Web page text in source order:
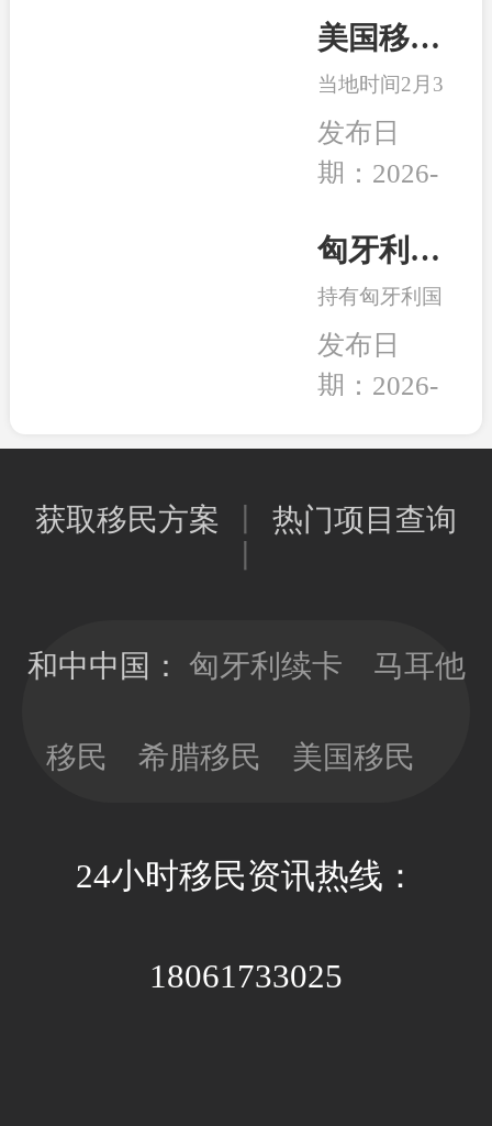
赢”的国际化
平台。
未来可能会面
论是为了孩子
的教育、家人
的养老，还是
出行的自由，
和未来多一层
保障，移民身
是一种工具，
能为我所用，
工具。
美国移民最新消息：特朗普百万金卡项目被起诉！
当地时间2月3
日，美国多家
组织和团体正
式将一纸诉状
联邦法院，起
强推的“金
卡”计划。当
前建议先行观
望，等待政策
观点是，在移
看，以免因政
本和时间成
发布日
期：2026-
匈牙利永居卡到期续签服务：全程国内办理，直接换发10年新卡
持有匈牙利国
债永居卡的家
人们有福啦！
永居卡到期换
续，可以继续
理，不用登陆
发10年有效
期；目前换新
民监的要求，
可以放心更新
约3-4个月，全
发布日
期：2026-
获取移民方案
热门项目查询
和中中国： 匈牙利续卡 马耳他
移民 希腊移民 美国移民
24小时移民资讯热线：
18061733025